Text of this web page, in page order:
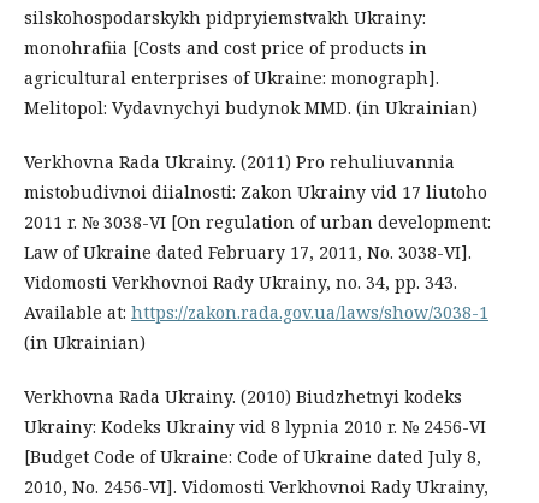
silskohospodarskykh pidpryiemstvakh Ukrainy:
monohrafiia [Costs and cost price of products in
agricultural enterprises of Ukraine: monograph].
Melitopol: Vydavnychyi budynok MMD. (in Ukrainian)
Verkhovna Rada Ukrainy. (2011) Pro rehuliuvannia
mistobudivnoi diialnosti: Zakon Ukrainy vid 17 liutoho
2011 r. № 3038-VI [On regulation of urban development:
Law of Ukraine dated February 17, 2011, No. 3038-VI].
Vidomosti Verkhovnoi Rady Ukrainy, no. 34, pp. 343.
Available at: https://zakon.rada.gov.ua/laws/show/3038-1
(in Ukrainian)
Verkhovna Rada Ukrainy. (2010) Biudzhetnyi kodeks
Ukrainy: Kodeks Ukrainy vid 8 lypnia 2010 r. № 2456-VI
[Budget Code of Ukraine: Code of Ukraine dated July 8,
2010, No. 2456-VI]. Vidomosti Verkhovnoi Rady Ukrainy,